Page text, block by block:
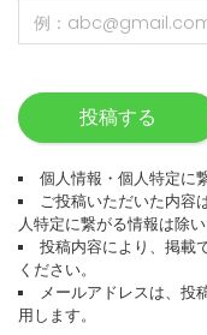
投稿する
個人情報・個人特定に
ご投稿いただいた内容
人特定に繋がる情報は除
投稿内容により、掲載
ください。
メールアドレスは、投
用します。